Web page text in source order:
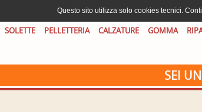
SOLETTE PELLETTERIA CALZATURE GOMMA
SEI
Questo sito utilizza solo cookies tecnici.